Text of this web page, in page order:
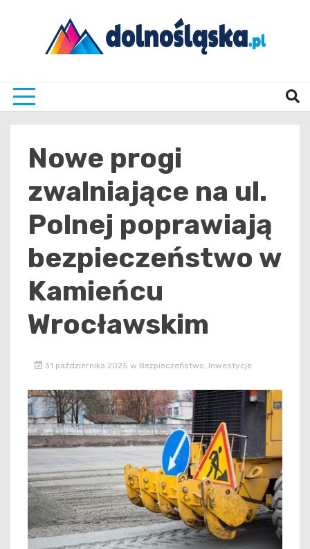
Nowe progi
zwalniające na ul.
Polnej poprawiają
bezpieczeństwo w
Kamieńcu
Wrocławskim
31 października 2025 w Bezpieczeństwo Inwestycje